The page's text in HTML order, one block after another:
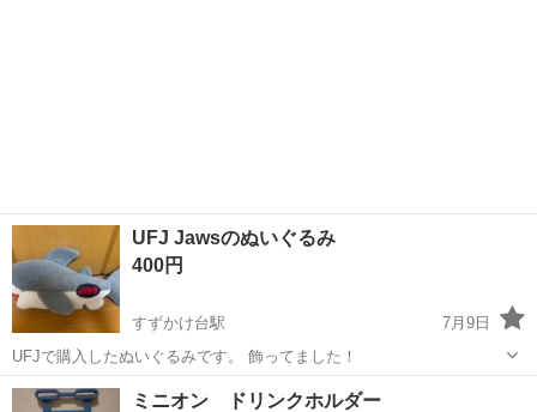
UFJ Jawsのぬいぐるみ
400円
すずかけ台駅
7月9日
UFJで購入したぬいぐるみです。 飾ってました！
東京 町田市 すずかけ台駅 おもちゃ
ミニオン ドリンクホルダー